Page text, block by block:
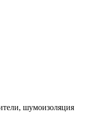
шумоизоляция